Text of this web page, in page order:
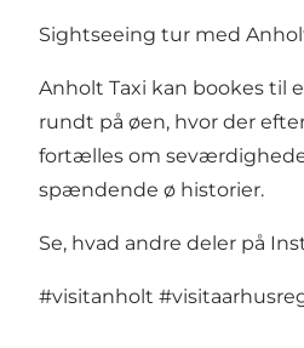
Sightseeing tur med
Anholt Taxi kan bookes til
rundt på øen, hvor der
fortælles om
spændende ø historier.
Se, hvad andre deler på
#visitanholt